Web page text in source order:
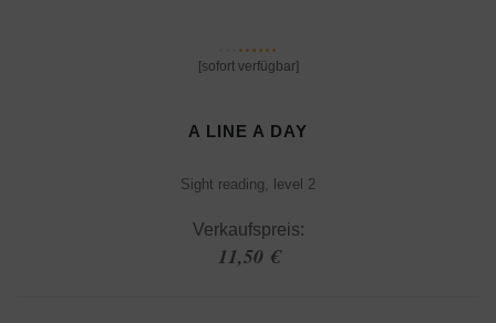
[sofort verfügbar]
A LINE A DAY
Sight reading, level 2
Verkaufspreis:
11,50 €